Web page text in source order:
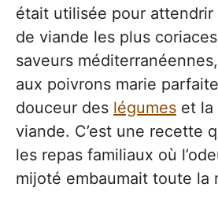
était utilisée pour attendrir
de viande les plus
saveurs
aux poivrons marie
douceur des légumes et la
viande. C’est une recette
les repas familiaux où
mijoté embaumait toute la